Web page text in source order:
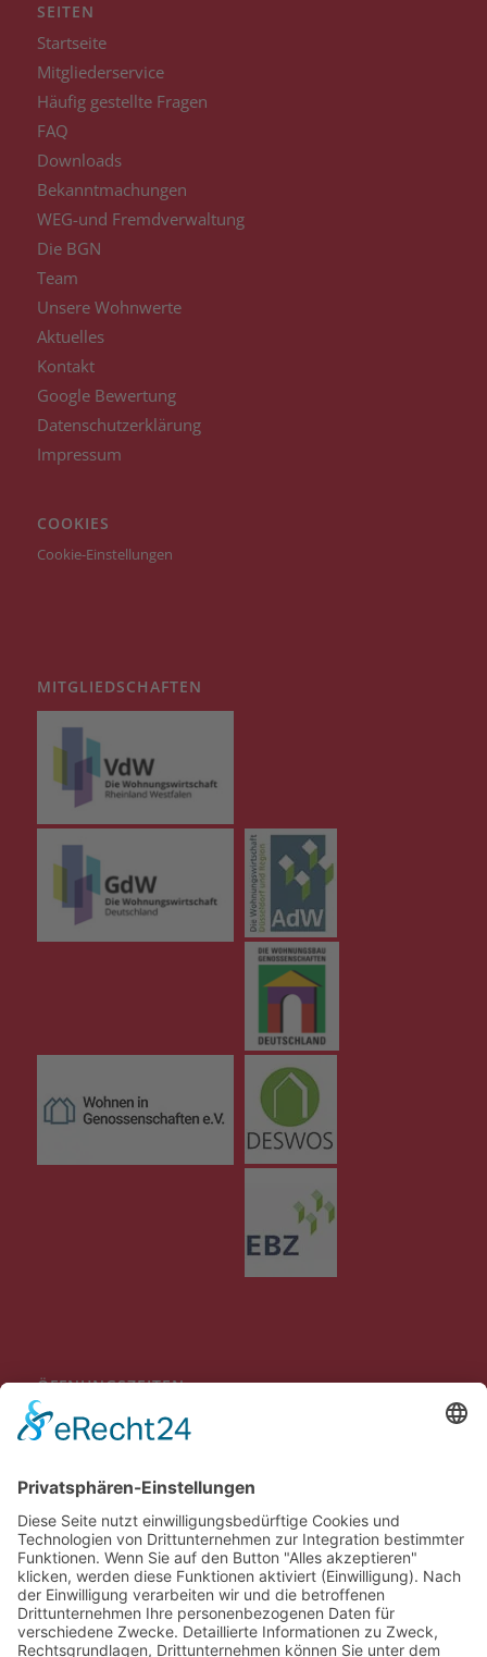
SEITEN
Startseite
Mitgliederservice
Häufig gestellte Fragen
FAQ
Downloads
Bekanntmachungen
WEG-und Fremdverwaltung
Die BGN
Team
Unsere Wohnwerte
Aktuelles
Kontakt
Google Bewertung
Datenschutzerklärung
Impressum
COOKIES
Cookie-Einstellungen
MITGLIEDSCHAFTEN
ÖFFNUNGSZEITEN
Mo-Do 09:00 bis 12:00 Uhr
13:30 bis 16:00 Uhr
Individuelle Terminvereinbarungen außerhalb der genannten
Öffnungszeiten sind möglich.
BEWERTUNGEN